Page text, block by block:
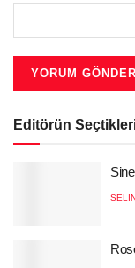
Editörün